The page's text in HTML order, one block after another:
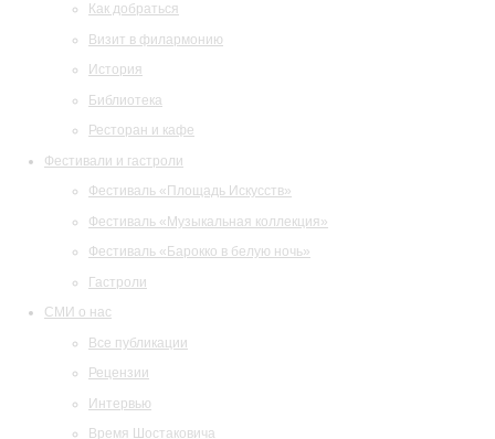
Как добраться
Визит в филармонию
История
Библиотека
Ресторан и кафе
Фестивали и гастроли
Фестиваль «Площадь Искусств»
Фестиваль «Музыкальная коллекция»
Фестиваль «Барокко в белую ночь»
Гастроли
СМИ о нас
Все публикации
Рецензии
Интервью
Время Шостаковича